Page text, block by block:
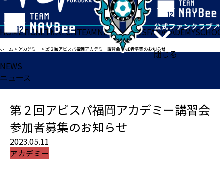
閉じる
HOMETICKETMATCHTEAMNEWSGOODSFANACADEMY
ホーム > アカデミー >第２回アビスパ福岡アカデミー講習会 参加者募集のお知らせ
NEWS
ニュース
第２回アビスパ福岡アカデミー講習会
参加者募集のお知らせ
2023.05.11
アカデミー